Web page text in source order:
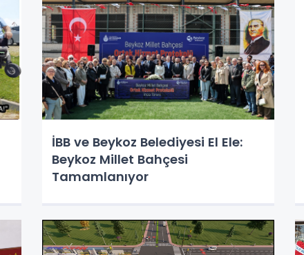
İBB ve Beykoz Belediyesi El Ele:
Beykoz Millet Bahçesi
Tamamlanıyor